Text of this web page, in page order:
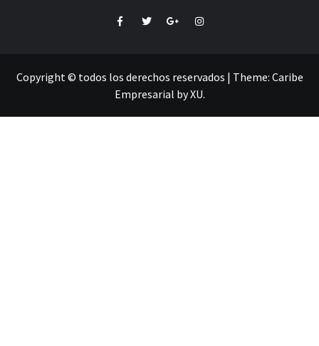
FacebookTwitterGoogle+Instagram
Copyright © todos los derechos reservados | Theme: Caribe
Empresarial byXU.